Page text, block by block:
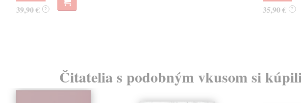
39,90 € ? 35,90 € ?
Čitatelia s podobným vkusom si